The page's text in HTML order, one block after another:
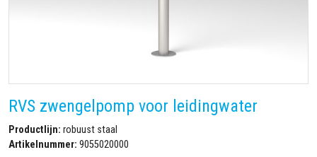
RVS zwengelpomp voor leidingwater
Productlijn: robuust staal
Artikelnummer: 9055020000